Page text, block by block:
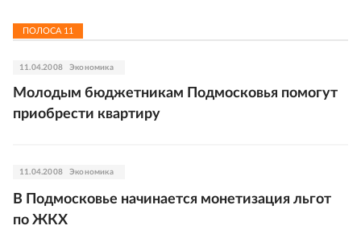
ПОЛОСА 11
11.04.2008 Экономика
Молодым бюджетникам Подмосковья помогут
приобрести квартиру
11.04.2008 Экономика
В Подмосковье начинается монетизация льгот
по ЖКХ